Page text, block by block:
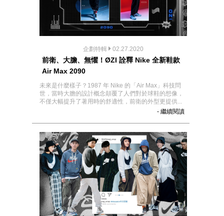
企劃特輯 02.27.2020
前衛、大膽、無懼！ØZI 詮釋 Nike 全新鞋款
Air Max 2090
未來是什麼樣子？1987 年 Nike 的「Air Max」科技問
世，當時大膽的設計概念顛覆了人們對於球鞋的想像，
不僅大幅提升了著用時的舒適性，前衛的外型更提供...
- 繼續閱讀